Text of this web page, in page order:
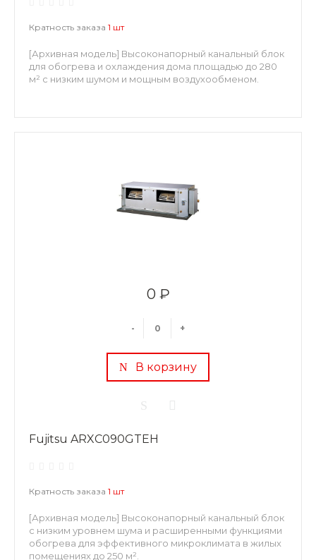
Кратность заказа 1 шт
[Архивная модель] Высоконапорный канальный блок
для обогрева и охлаждения дома площадью до 280
м² с низким шумом и мощным воздухообменом.
0 ₽
- +
В корзину
Fujitsu ARXC090GTEH
Кратность заказа 1 шт
[Архивная модель] Высоконапорный канальный блок
с низким уровнем шума и расширенными функциями
обогрева для эффективного микроклимата в жилых
помещениях до 250 м².